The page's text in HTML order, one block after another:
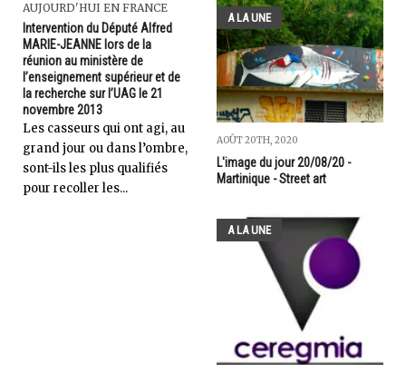
AUJOURD'HUI EN FRANCE
Intervention du Député Alfred
MARIE-JEANNE lors de la
réunion au ministère de
l’enseignement supérieur et de
la recherche sur l’UAG le 21
novembre 2013
Les casseurs qui ont agi, au
grand jour ou dans l’ombre,
sont-ils les plus qualifiés
pour recoller les...
A LA UNE
AOÛT 20TH, 2020
L'image du jour 20/08/20 -
Martinique - Street art
A LA UNE